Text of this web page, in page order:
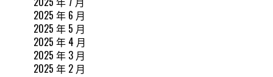
2025 年 6 月
2025 年 5 月
2025 年 4 月
2025 年 3 月
2025 年 2 月